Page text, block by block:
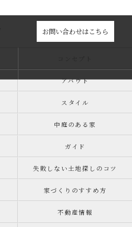
お問い合わせはこちら
アバウト
スタイル
中庭のある家
ガイド
失敗しない土地探しのコツ
家づくりのすすめ方
不動産情報